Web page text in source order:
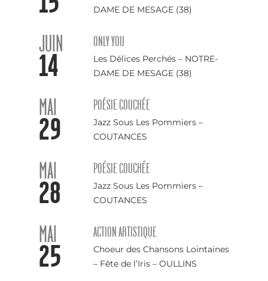
DAME DE MESAGE (38)
JUIN
14
ONLY YOU
Les Délices Perchés – NOTRE-
DAME DE MESAGE (38)
MAI
29
POÉSIE COUCHÉE
Jazz Sous Les Pommiers –
COUTANCES
MAI
28
POÉSIE COUCHÉE
Jazz Sous Les Pommiers –
COUTANCES
MAI
25
ACTION ARTISTIQUE
Choeur des Chansons Lointaines
– Fête de l’Iris – OULLINS